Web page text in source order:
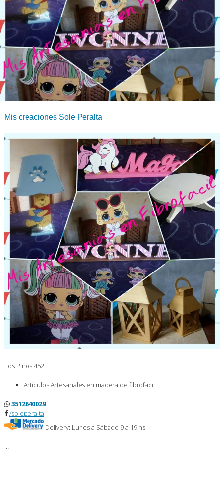
Mis creaciones Sole Peralta
Los Pinos 452
Artículos Artesanales en madera de fibrofacil
3512640029
/soleperalta
Delivery: Lunes a Sábado 9 a 19 hs.
…